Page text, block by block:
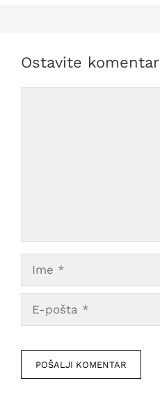
Ostavite komentar
pošta
mesto